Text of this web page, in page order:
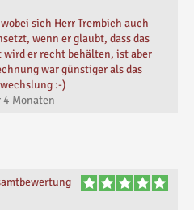
sich Herr Trembich auch
wenn er glaubt, dass das
wird er recht behälten, ist aber
war günstiger als das
:-)
4 Monaten